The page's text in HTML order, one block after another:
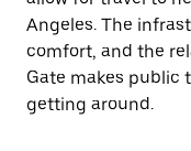
Angeles. The
comfort, and the
Gate makes public
getting around.